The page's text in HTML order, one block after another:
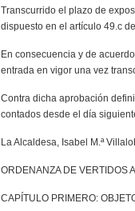
Transcurrido el plazo de
dispuesto en el artículo 49.c
En consecuencia y de
entrada en vigor una vez
Contra dicha aprobación
contados desde el día
La Alcaldesa, Isabel M.ª
ORDENANZA DE VERTIDOS
CAPÍTULO PRIMERO: